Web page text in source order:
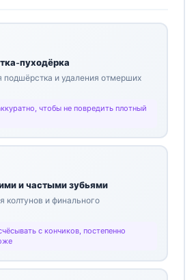
пуходёрка
и удаления отмерших
чтобы не повредить плотный
и частыми зубьями
колтунов и финального
с кончиков, постепенно